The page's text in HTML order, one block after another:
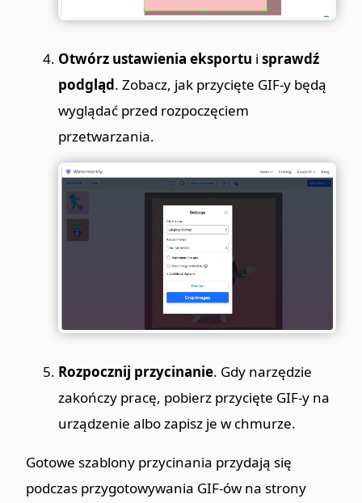
Otwórz ustawienia eksportu i sprawdź
podgląd. Zobacz, jak przycięte GIF-y będą
wyglądać przed rozpoczęciem
przetwarzania.
Rozpocznij przycinanie. Gdy narzędzie
zakończy pracę, pobierz przycięte GIF-y na
urządzenie albo zapisz je w chmurze.
Gotowe szablony przycinania przydają się
podczas przygotowywania GIF-ów na strony